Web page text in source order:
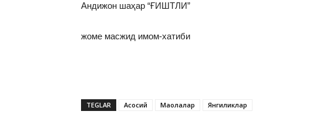
Андижон шаҳар “ҒИШТЛИ”
жоме масжид имом-хатиби
TEGLAR Асосий Мақолалар Янгиликлар